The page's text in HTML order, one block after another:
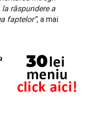
răspundere a
faptelor”, a mai